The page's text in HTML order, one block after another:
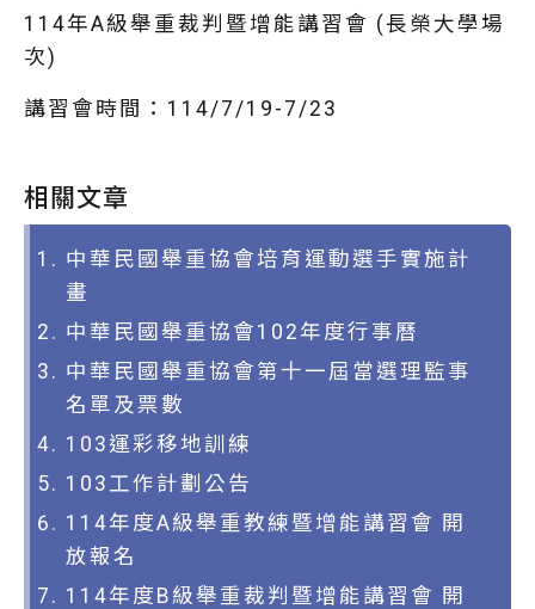
114年A級舉重裁判暨增能講習會 (長榮大學場
次)
講習會時間：114/7/19-7/23
相關文章
中華民國舉重協會培育運動選手實施計
畫
中華民國舉重協會102年度行事曆
中華民國舉重協會第十一屆當選理監事
名單及票數
103運彩移地訓練
103工作計劃公告
114年度A級舉重教練暨增能講習會 開
放報名
114年度B級舉重裁判暨增能講習會 開